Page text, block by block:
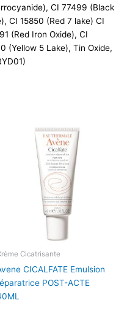
CI 77499 (Black
CI 15850 (Red 7 lake) CI
(Red Iron Oxide), CI
(Yellow 5 Lake), Tin Oxide,
Cicatrisante
CICALFATE Emulsion
POST-ACTE